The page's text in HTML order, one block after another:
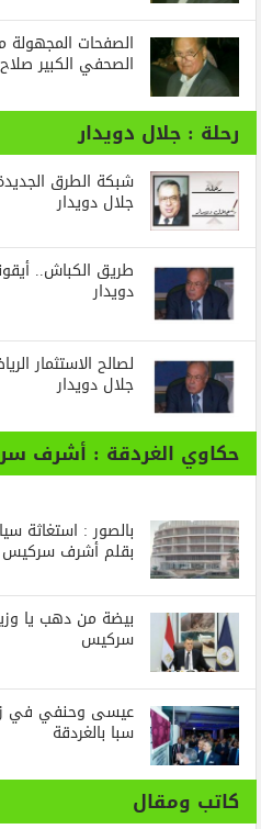
الصحفي الكبير
رحلة : جلال دويدار
شبكة الطرق
جلال دويدار
طريق الكباش..
دويدار
لصالح الاستثمار
جلال دويدار
حكاوي الغردقة : أشرف
بالصور : استغاثة
بقلم أشرف سركيس
بيضة من دهب يا
سركيس
عيسى وحنفي في
سبا بالغردقة
كاتب ومقال